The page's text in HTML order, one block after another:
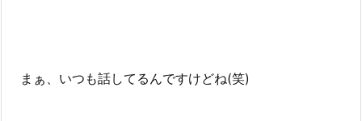
まぁ、いつも話してるんですけどね(笑)